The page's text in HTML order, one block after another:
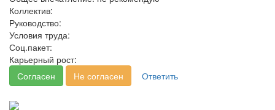
Коллектив:
Руководство:
Условия труда:
Соц.пакет:
Карьерный рост:
Согласен
Не согласен Ответить